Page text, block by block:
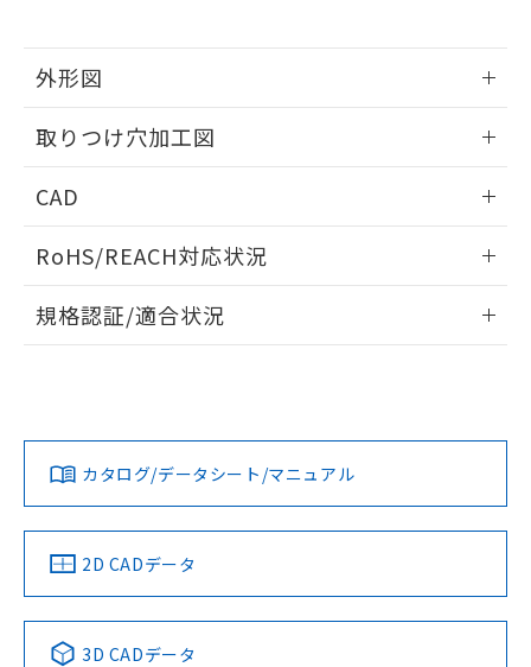
外形図
取りつけ穴加工図
CAD
ドすることができます。
ログイン/会員登録
ダウンロードデータをご利用いただく前に、以下を必ずお読
みください。
ソフトウェアの使用条件
RoHS/REACH対応状況
EU RoHS 注意事項・凡例
対応済み
中国 RoHS 注意事項・凡例
規格認証/適合状況
カタログ/データシート/マニュアル
2D CADデータ
3D CADデータ
品・サービスに関するお客様との取
をご了承ください。
※当社の共同利用者とは、
下記の非含有証明書をダウンロードするこ
とができます。
EU RoHS指令（10物質）の非含有証明書
51物質の非含有証明書（当社基準）
※本証明書は発行日時点で非含有を証明す
ものではありません。
また、RoHS指令のフタル酸エステル類４
物質の対応では、対応完了までの期間は出
欄に対応日を記載しておりました。
既に当社にて対応品への在庫切替を完了